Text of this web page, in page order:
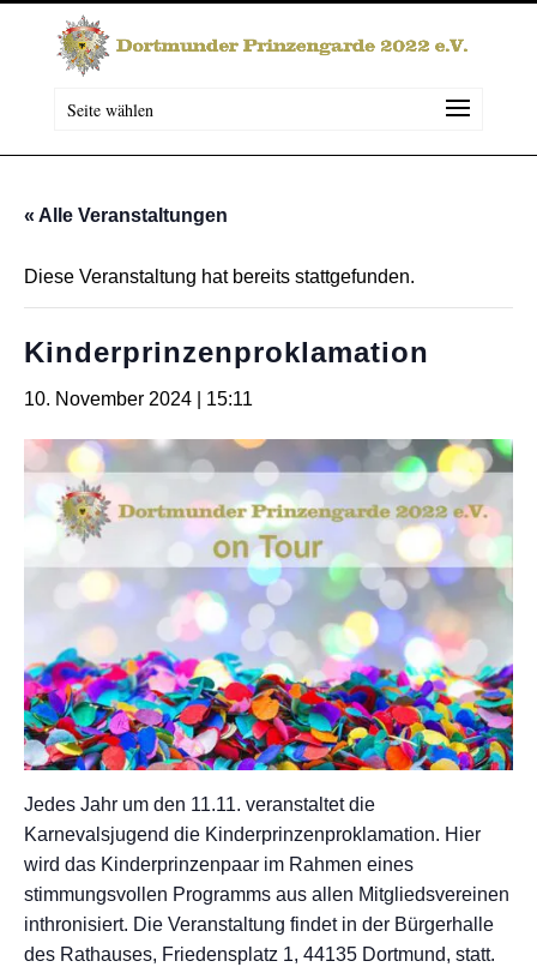
Seite wählen
« Alle Veranstaltungen
Diese Veranstaltung hat bereits stattgefunden.
Kinderprinzenproklamation
10. November 2024 | 15:11
Jedes Jahr um den 11.11. veranstaltet die
Karnevalsjugend die Kinderprinzenproklamation. Hier
wird das Kinderprinzenpaar im Rahmen eines
stimmungsvollen Programms aus allen Mitgliedsvereinen
inthronisiert. Die Veranstaltung findet in der Bürgerhalle
des Rathauses, Friedensplatz 1, 44135 Dortmund, statt.